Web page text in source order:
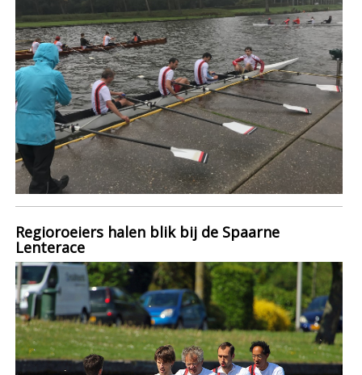
Regioroeiers halen blik bij de Spaarne
Lenterace